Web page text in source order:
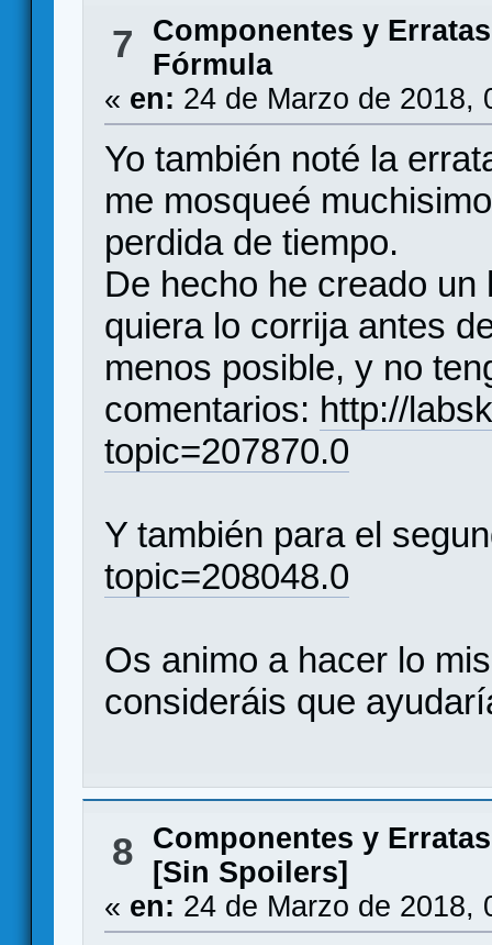
7 Componentes y Erratas
Fórmula
« en: 24 de Marzo de 2018,
Yo también noté la
me mosqueé
perdida de tiempo.
De hecho he creado
quiera lo corrija antes
menos posible, y no
comentarios: http://
topic=207870.0
Y también para el
topic=208048.0
Os animo a hacer lo
consideráis que
8 Componentes y Erratas
[Sin Spoilers]
« en: 24 de Marzo de 2018,